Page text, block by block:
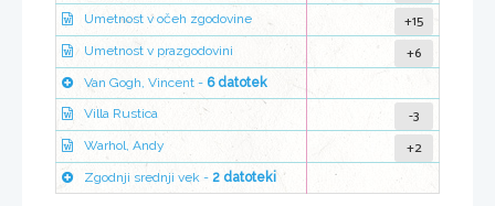
Umetnost v očeh zgodovine +15
Umetnost v prazgodovini +6
Van Gogh, Vincent - 6 datotek
Villa Rustica
-3
Warhol, Andy +2
Zgodnji srednji vek - 2 datoteki